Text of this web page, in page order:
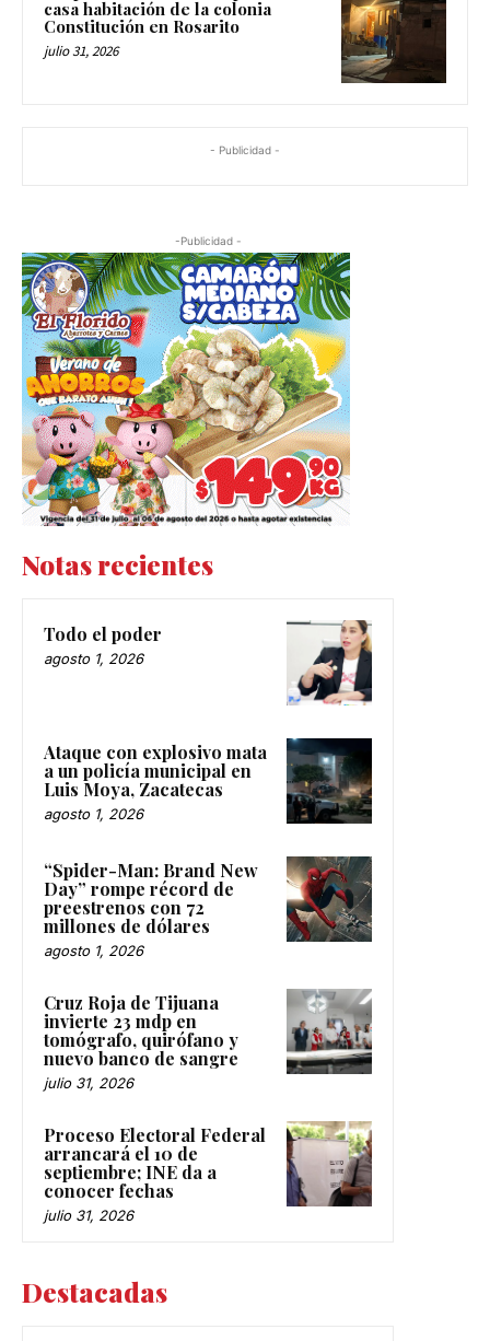
casa habitación de la colonia
Constitución en Rosarito
julio 31, 2026
- Publicidad -
-Publicidad -
Notas recientes
Todo el poder
agosto 1, 2026
Ataque con explosivo mata
a un policía municipal en
Luis Moya, Zacatecas
agosto 1, 2026
“Spider-Man: Brand New
Day” rompe récord de
preestrenos con 72
millones de dólares
agosto 1, 2026
Cruz Roja de Tijuana
invierte 23 mdp en
tomógrafo, quirófano y
nuevo banco de sangre
julio 31, 2026
Proceso Electoral Federal
arrancará el 10 de
septiembre; INE da a
conocer fechas
julio 31, 2026
Destacadas